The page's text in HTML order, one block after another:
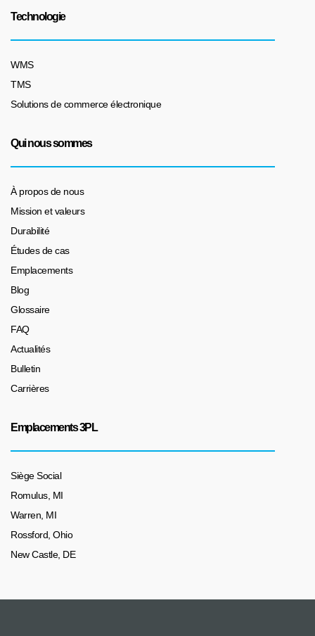
Technologie
WMS
TMS
Solutions de commerce électronique
Qui nous sommes
À propos de nous
Mission et valeurs
Durabilité
Études de cas
Emplacements
Blog
Glossaire
FAQ
Actualités
Bulletin
Carrières
Emplacements 3PL
Siège Social
Romulus, MI
Warren, MI
Rossford, Ohio
New Castle, DE